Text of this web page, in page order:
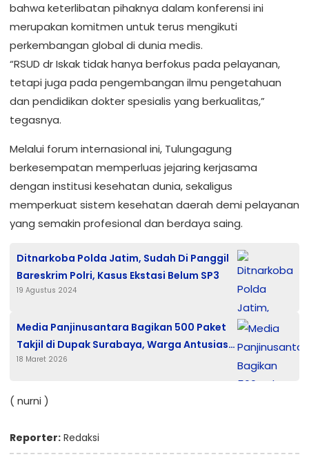
bahwa keterlibatan pihaknya dalam konferensi ini
merupakan komitmen untuk terus mengikuti
perkembangan global di dunia medis.
“RSUD dr Iskak tidak hanya berfokus pada pelayanan,
tetapi juga pada pengembangan ilmu pengetahuan
dan pendidikan dokter spesialis yang berkualitas,”
tegasnya.
Melalui forum internasional ini, Tulungagung
berkesempatan memperluas jejaring kerjasama
dengan institusi kesehatan dunia, sekaligus
memperkuat sistem kesehatan daerah demi pelayanan
yang semakin profesional dan berdaya saing.
Ditnarkoba Polda Jatim, Sudah Di Panggil
Bareskrim Polri, Kasus Ekstasi Belum SP3
19 Agustus 2024
Media Panjinusantara Bagikan 500 Paket
Takjil di Dupak Surabaya, Warga Antusias
Jelang Berbuka
18 Maret 2026
( nurni )
Reporter: Redaksi